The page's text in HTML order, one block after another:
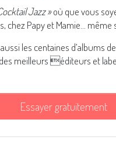
Jazz »où que vous
chez Papy et Mamie... même
les centaines d’albums
meilleurs éditeurs et
Essayer gratuitement